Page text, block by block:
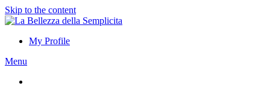
Skip to the content
My Profile
Menu